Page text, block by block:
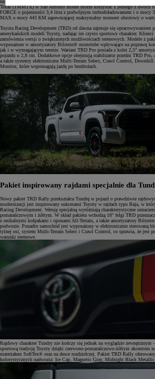
na cztery koła zapewnia znakomite właściwości terenowe. Produkowany w
Texas (TMMTX) w San Antonio model morze korzystać z jednego z dwóch
FORCE o pojemności 3,4 litra z podwójnym turbodoładowaniem i o mocy
MAX o mocy 443 KM zapewniającej maksymalny moment obrotowy o
Toyota Racing Development (TRD) od dawna zajmuje się opracowywaniem
amerykańskich modeli Toyoty, nadając im czysto sportowy charakter.
zamówienia wersji o zwiększonych możliwościach terenowych. Modele z
wyposażone w amortyzatory Bilstein® monotube wpływające na poprawę
jak i w wymagającym terenie. Wariant TRD Pro posiada z kolei 2,5"
pojazdu o 2,8 cm. Dodatkowe opcje obejmują stabilizator przedni TRD Pro,
a także systemy elektroniczne Multi-Terrain Select, Crawl Control,
Monitor, które wspomagają jazdę po bezdrożach.
Pakiet inspirowany rajdami specjalnie dla
Nowy pakiet TRD Rally przekształca Tundrę w pojazd o prawdziwie
modernizacji jest inspirowany sukcesami Toyoty w rajdach typu Baja, w
Racing Development. Wersję specjalną wyróżniają charakterystyczne
pomarańczowym i żółtym. W skład pakietu wchodzą 18" felgi TRD
z unikalnymi kołpakami i oponami All-Terrain, a także amortyzatory
podwozie. Ponadto samochód jest wyposażony w elektronicznie sterowaną
tylnej osi, system Multi-Terrain Select i Crawl Control, co sprawia, że jest
warunki terenowe.
Rajdowy charakter Tundry nie kończy się jednak na wyglądzie zewnętrznym
sportową tradycję Toyoty dzięki czerwono-pomarańczowo-żółtym akcentom
materiałem SoftTex® oraz na desce rozdzielczej. Pakiet TRD Rally
kolorystycznych nadwozia: Ice Cap, Magnetic Gray, Midnight Black